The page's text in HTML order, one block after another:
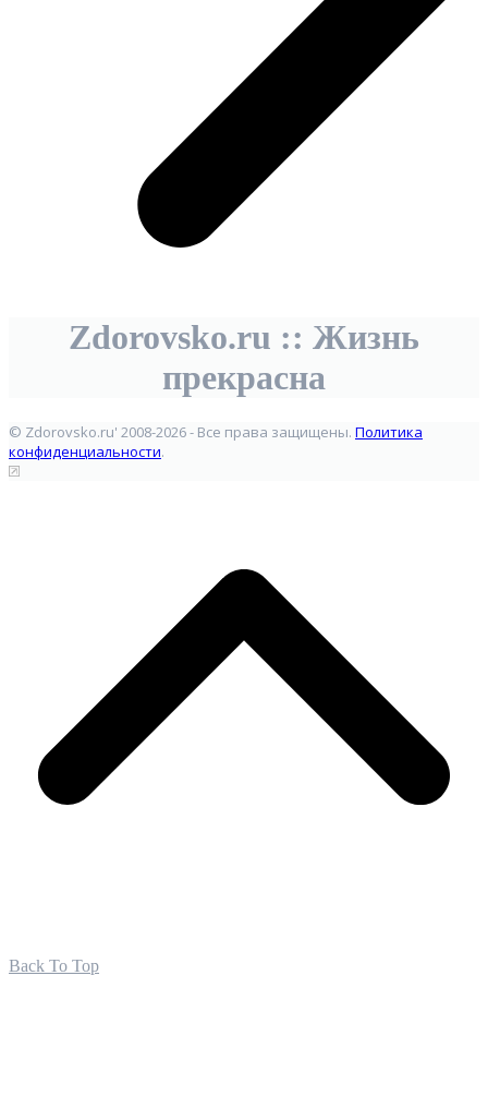
Zdorovsko.ru :: Жизнь
прекрасна
© Zdorovsko.ru' 2008-2026 - Все права защищены. Политика
конфиденциальности.
Back To Top